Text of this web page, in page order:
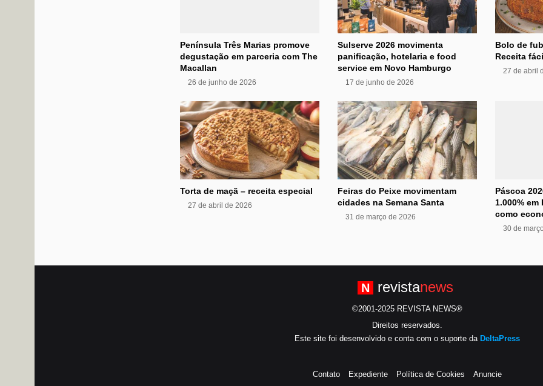
Península Três Marias promove
degustação em parceria com The
Macallan
26 de junho de 2026
Sulserve 2026 movimenta
panificação, hotelaria e food
service em Novo Hamburgo
17 de junho de 2026
Bolo de
Receita
27 de abril
Torta de maçã – receita especial
27 de abril de 2026
Feiras do Peixe movimentam
cidades na Semana Santa
31 de março de 2026
Páscoa
1.000%
como
30 de
N revistanews
©2001-2025 REVISTA NEWS®
Direitos reservados.
Este site foi desenvolvido e conta com o suporte da DeltaPress
Contato Expediente Política de Cookies Anuncie